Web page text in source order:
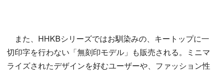
また、HHKBシリーズではお馴染みの、キートップに一
切印字を行わない「無刻印モデル」も販売される。ミニマ
ライズされたデザインを好むユーザーや、ファッション性